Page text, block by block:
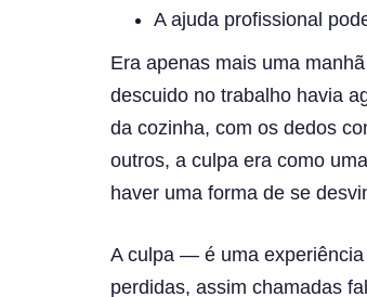
A ajuda profissional
Era apenas mais uma
descuido no trabalho havia
da cozinha, com os dedos
outros, a culpa era como
haver uma forma de se
A culpa — é uma
perdidas, assim chamadas